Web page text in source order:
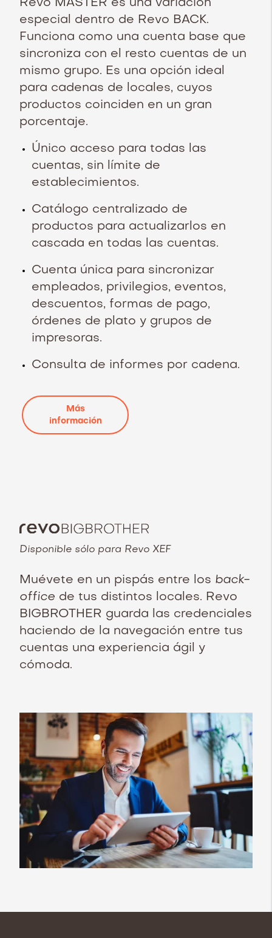
Revo MASTER es una variación
especial dentro de Revo BACK.
Funciona como una cuenta base que
sincroniza con el resto cuentas de un
mismo grupo. Es una opción ideal
para cadenas de locales, cuyos
productos coinciden en un gran
porcentaje.
Único acceso para todas las
cuentas, sin límite de
establecimientos.
Catálogo centralizado de
productos para actualizarlos en
cascada en todas las cuentas.
Cuenta única para sincronizar
empleados, privilegios, eventos,
descuentos, formas de pago,
órdenes de plato y grupos de
impresoras.
Consulta de informes por cadena.
Más
información
Disponible sólo para Revo XEF
Muévete en un pispás entre los back-
office de tus distintos locales. Revo
BIGBROTHER guarda las credenciales
haciendo de la navegación entre tus
cuentas una experiencia ágil y
cómoda.